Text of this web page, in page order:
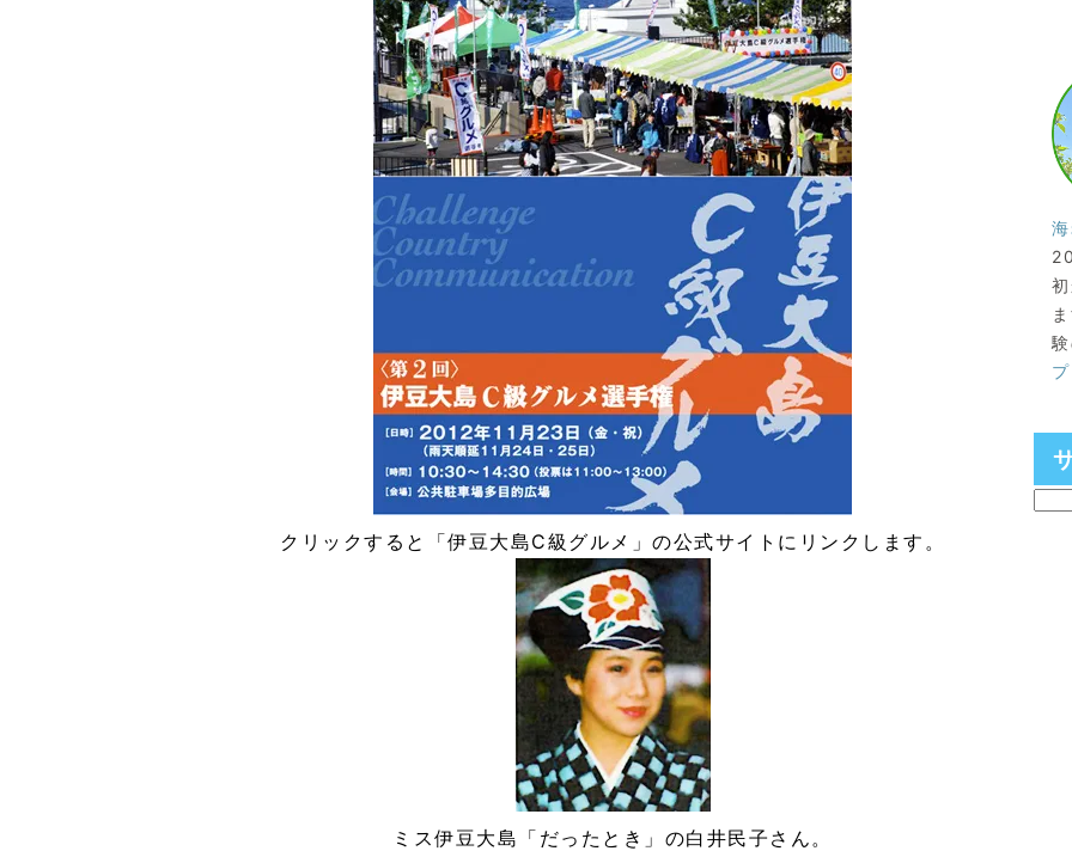
クリックすると「伊豆大島C級グルメ」の公式サイトにリンクします。
ミス伊豆大島「だったとき」の白井民子さん。